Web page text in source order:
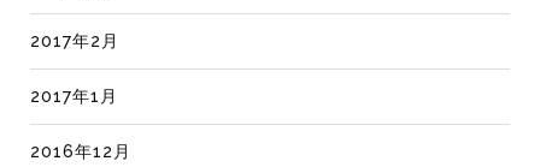
2017年2月
2017年1月
2016年12月